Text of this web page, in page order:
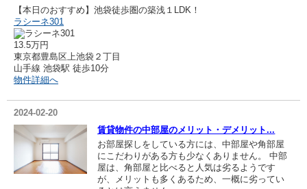
【本日のおすすめ】池袋徒歩圏の築浅１LDK！
ラシーネ301
13.5万円
東京都豊島区上池袋２丁目
山手線 池袋駅 徒歩10分
物件詳細へ
2024-02-20
賃貸物件の中部屋のメリット・デメリット...
お部屋探しをしている方には、中部屋や角部屋
にこだわりがある方も少なくありません。 中部
屋は、角部屋と比べると人気は劣るようです
が、メリットも多くあるため、一概に劣ってい